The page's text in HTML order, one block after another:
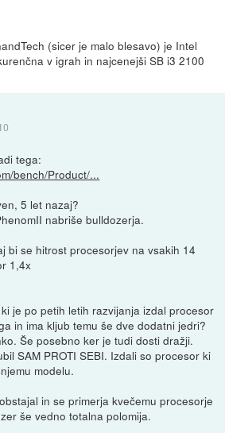
(sicer je malo blesavo) je Intel
v igrah in najcenejši SB i3 2100
tega:
bench/Product/...
5 let nazaj?
nabriše bulldozerja.
bi se hitrost procesorjev na vsakih 14
1,4x
je po petih letih razvijanja izdal procesor
in ima kljub temu še dve dodatni jedri?
Še posebno ker je tudi dosti dražji.
SAM PROTI SEBI. Izdali so procesor ki
modelu.
in se primerja kvečemu procesorje
še vedno totalna polomija.